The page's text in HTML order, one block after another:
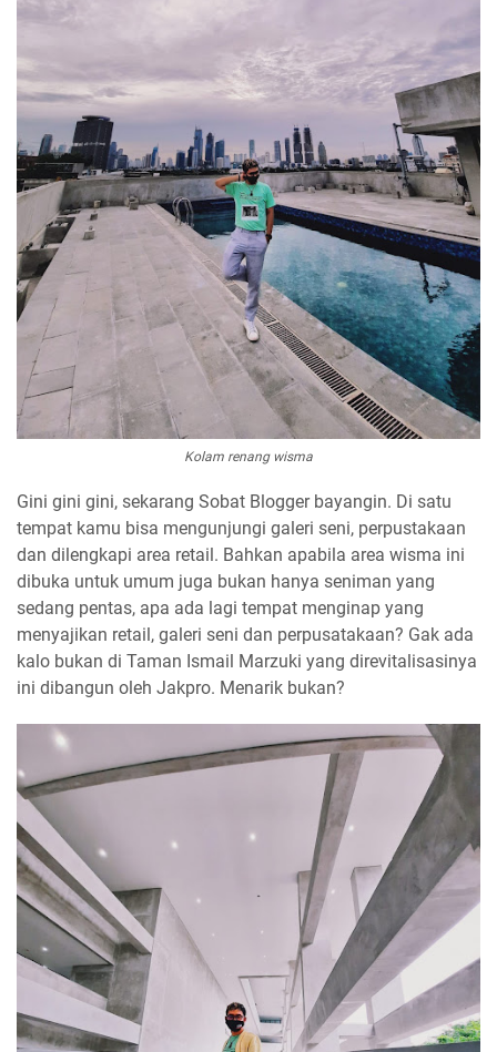
Kolam renang wisma
Gini gini gini, sekarang Sobat Blogger bayangin. Di satu
tempat kamu bisa mengunjungi galeri seni, perpustakaan
dan dilengkapi area retail. Bahkan apabila area wisma ini
dibuka untuk umum juga bukan hanya seniman yang
sedang pentas, apa ada lagi tempat menginap yang
menyajikan retail, galeri seni dan perpusatakaan? Gak ada
kalo bukan di Taman Ismail Marzuki yang direvitalisasinya
ini dibangun oleh Jakpro. Menarik bukan?